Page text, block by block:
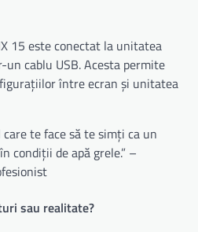
15 este conectat la unitatea
cablu USB. Acesta permite
între ecran și unitatea
te face să te simți ca un
condiții de apă grele.” –
sau realitate?